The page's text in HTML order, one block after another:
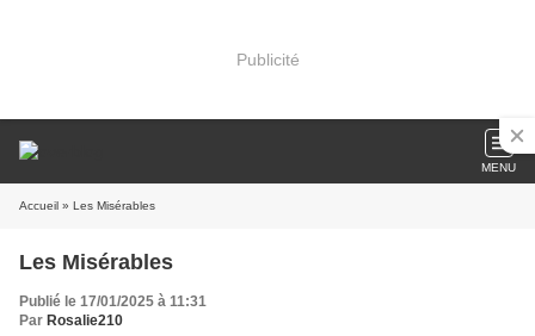
Publicité
MENU
Accueil » Les Misérables
Les Misérables
Publié le 17/01/2025 à 11:31
Par Rosalie210